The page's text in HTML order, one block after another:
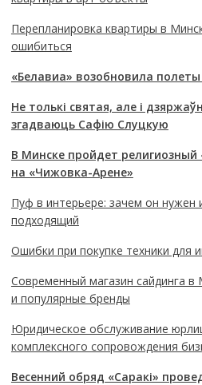
Перепланировка квартиры в
ошибиться
«Белавиа» возобновила
Не толькі святая, але і
згадваюць Сафію Слуцкую
В Минске пройдет
на «Чижовка-Арене»
Пуф в интерьере: зачем он нужен
подходящий
Ошибки при покупке техники для
Современный магазин сайдинга в
и популярные бренды
Юридическое обслуживание
комплексного сопровождения
Весенний обряд «Саракі»